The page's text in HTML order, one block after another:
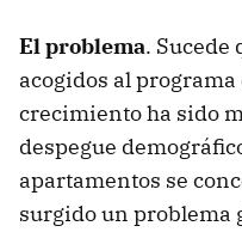
El problema. Sucede
acogidos al
crecimiento ha sido
despegue
apartamentos se
surgido un problema